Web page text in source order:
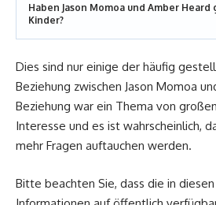
Haben Jason Momoa und Amber Heard
Kinder?
Dies sind nur einige der häufig
Beziehung zwischen Jason Momoa
Beziehung war ein Thema von
Interesse und es ist wahrscheinlich,
mehr Fragen auftauchen werden.
Bitte beachten Sie, dass die in